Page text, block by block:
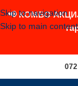
Skip to navigation
Skip to main content
072
📢 КОМБО